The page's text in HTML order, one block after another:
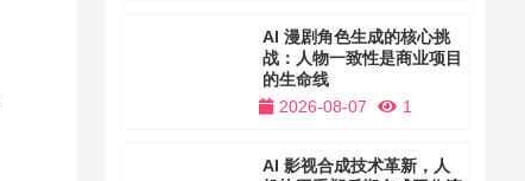
AI 漫剧角色生成的核心挑
战：人物一致性是商业项目
的生命线
2026-08-07
1
AI 影视合成技术革新，人